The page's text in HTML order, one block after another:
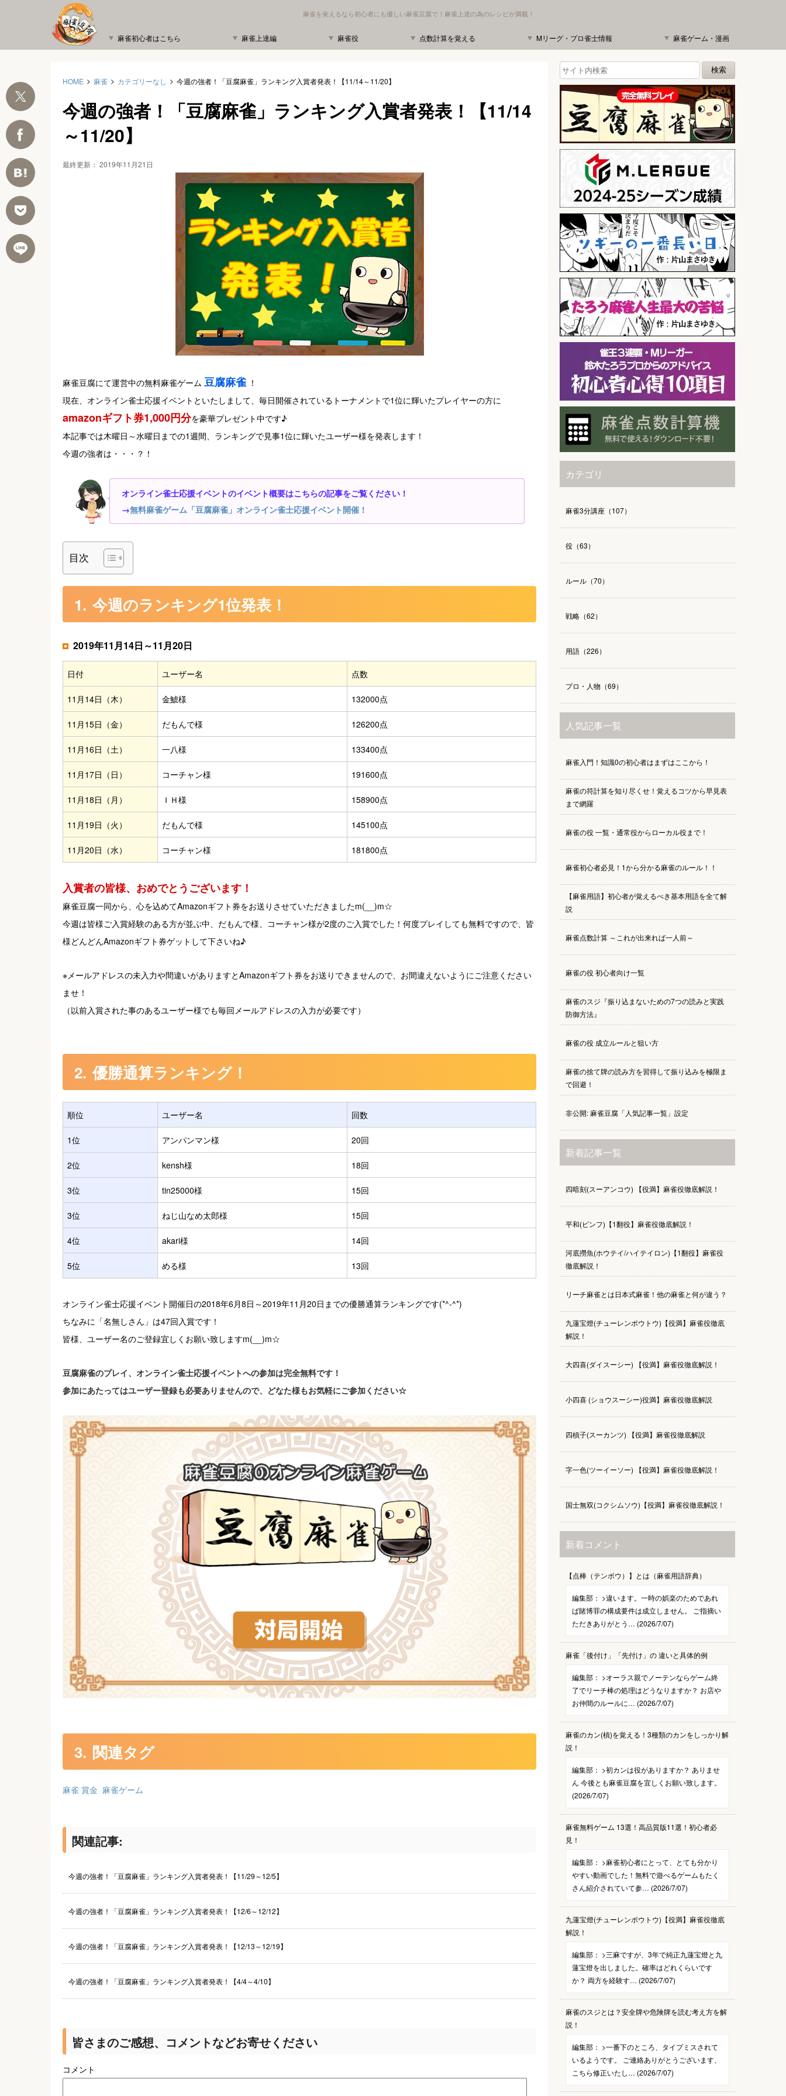
麻雀を覚えるなら初心者にも優しい麻雀豆腐で！麻雀上達の為のレシピが満載！
麻雀初心者はこちら 麻雀上達編 麻雀役 点数計算を覚える Mリーグ・プロ雀士情報 麻雀ゲーム・漫画
HOME 麻雀 カテゴリーなし 今週の強者！「豆腐麻雀」ランキング入賞者発表！【11/14～11/20】
今週の強者！「豆腐麻雀」ランキング入賞者発表！【11/14
～11/20】
最終更新： 2019年11月21日
麻雀豆腐にて運営中の無料麻雀ゲーム 豆腐麻雀 ！
現在、オンライン雀士応援イベントといたしまして、毎日開催されているトーナメントで1位に輝いたプレイヤーの方に
amazonギフト券1,000円分を豪華プレゼント中です♪
本記事では木曜日～水曜日までの1週間、ランキングで見事1位に輝いたユーザー様を発表します！
今週の強者は・・・？！
オンライン雀士応援イベントのイベント概要はこちらの記事をご覧ください！
→無料麻雀ゲーム「豆腐麻雀」オンライン雀士応援イベント開催！
目次
今週のランキング1位発表！
2019年11月14日～11月20日
日付 ユーザー名 点数
11月14日（木） 金鯱様 132000点
11月15日（金） だもんで様 126200点
11月16日（土） 一八様 133400点
11月17日（日） コーチャン様 191600点
11月18日（月） ＩＨ様 158900点
11月19日（火） だもんで様 145100点
11月20日（水） コーチャン様 181800点
入賞者の皆様、おめでとうございます！
麻雀豆腐一同から、心を込めてAmazonギフト券をお送りさせていただきましたm(__)m☆
今週は皆様ご入賞経験のある方が並ぶ中、だもんで様、コーチャン様が2度のご入賞でした！何度プレイしても無料ですので、皆
様どんどんAmazonギフト券ゲットして下さいね♪
※メールアドレスの未入力や間違いがありますとAmazonギフト券をお送りできませんので、お間違えないようにご注意ください
ませ！
（以前入賞された事のあるユーザー様でも毎回メールアドレスの入力が必要です）
優勝通算ランキング！
順位 ユーザー名 回数
1位 アンパンマン様 20回
2位 kensh様 18回
3位 tin25000様 15回
3位 ねじ山なめ太郎様 15回
4位 akari様 14回
5位 める様 13回
オンライン雀士応援イベント開催日の2018年6月8日～2019年11月20日までの優勝通算ランキングです(*^-^*)
ちなみに「名無しさん」は47回入賞です！
皆様、ユーザー名のご登録宜しくお願い致しますm(__)m☆
豆腐麻雀のプレイ、オンライン雀士応援イベントへの参加は完全無料です！
参加にあたってはユーザー登録も必要ありませんので、どなた様もお気軽にご参加ください☆
関連タグ
麻雀 賞金 麻雀ゲーム
関連記事:
今週の強者！「豆腐麻雀」ランキング入賞者発表！【11/29～12/5】
今週の強者！「豆腐麻雀」ランキング入賞者発表！【12/6～12/12】
今週の強者！「豆腐麻雀」ランキング入賞者発表！【12/13～12/19】
今週の強者！「豆腐麻雀」ランキング入賞者発表！【4/4～4/10】
皆さまのご感想、コメントなどお寄せください
コメント
カテゴリ
麻雀3分講座（107）
役（63）
ルール（70）
戦略（62）
用語（226）
プロ・人物（69）
人気記事一覧
麻雀入門！知識0の初心者はまずはここから！
麻雀の符計算を知り尽くせ！覚えるコツから早見表
まで網羅
麻雀の役 一覧・通常役からローカル役まで！
麻雀初心者必見！1から分かる麻雀のルール！！
【麻雀用語】初心者が覚えるべき基本用語を全て解
説
麻雀点数計算 ～これが出来れば一人前～
麻雀の役 初心者向け一覧
麻雀のスジ『振り込まないための7つの読みと実践
防御方法』
麻雀の役 成立ルールと狙い方
麻雀の捨て牌の読み方を習得して振り込みを極限ま
で回避！
非公開: 麻雀豆腐「人気記事一覧」設定
新着記事一覧
四暗刻(スーアンコウ) 【役満】麻雀役徹底解説！
平和(ピンフ)【1翻役】麻雀役徹底解説！
河底撈魚(ホウテイ/ハイテイロン)【1翻役】麻雀役
徹底解説！
リーチ麻雀とは日本式麻雀！他の麻雀と何が違う？
九蓮宝燈(チューレンポウトウ)【役満】麻雀役徹底
解説！
大四喜(ダイスーシー) 【役満】麻雀役徹底解説！
小四喜 (ショウスーシー)役満】麻雀役徹底解説
四槓子(スーカンツ) 【役満】麻雀役徹底解説
字一色(ツーイーソー) 【役満】麻雀役徹底解説！
国士無双(コクシムソウ)【役満】麻雀役徹底解説！
新着コメント
【点棒（テンボウ）】とは（麻雀用語辞典）
編集部： >違います。一時の娯楽のためであれ
ば賭博罪の構成要件は成立しません。 ご指摘い
ただきありがとう… (2026/7/07)
麻雀「後付け」「先付け」の 違いと具体的例
編集部： >オーラス親でノーテンならゲーム終
了でリーチ棒の処理はどうなりますか？ お店や
お仲間のルールに… (2026/7/07)
麻雀のカン(槓)を覚える！3種類のカンをしっかり解
説！
編集部： >初カンは役がありますか？ ありませ
ん 今後とも麻雀豆腐を宜しくお願い致します。
(2026/7/07)
麻雀無料ゲーム 13選！高品質版11選！初心者必
見！
編集部： >麻雀初心者にとって、とても分かり
やすい動画でした！無料で遊べるゲームもたく
さん紹介されていて参… (2026/7/07)
九蓮宝燈(チューレンポウトウ)【役満】麻雀役徹底
解説！
編集部： >三麻ですが、3年で純正九蓮宝燈と九
蓮宝燈を出しました。確率はどれくらいです
か？ 両方を経験す… (2026/7/07)
麻雀のスジとは？安全牌や危険牌を読む考え方を解
説！
編集部： >一番下のところ、タイプミスされて
いるようです。 ご連絡ありがとうございます、
こちら修正いたし… (2026/7/07)